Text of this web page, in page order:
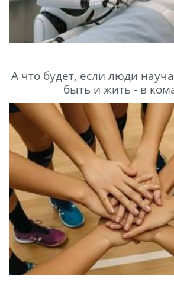
А что будет, если люди
быть и жить - в